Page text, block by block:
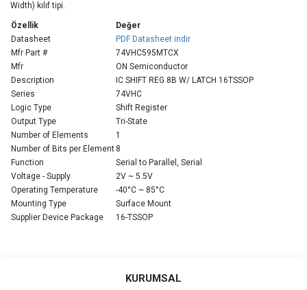
Width) kılıf tipi.
Özellik
Değer
Datasheet
PDF Datasheet indir
Mfr Part #
74VHC595MTCX
Mfr
ON Semiconductor
Description
IC SHIFT REG 8B W/ LATCH 16TSSOP
Series
74VHC
Logic Type
Shift Register
Output Type
Tri-State
Number of Elements
1
Number of Bits per Element 8
Function
Serial to Parallel, Serial
Voltage - Supply
2V ~ 5.5V
Operating Temperature
-40°C ~ 85°C
Mounting Type
Surface Mount
Supplier Device Package
16-TSSOP
Bu ürüne ilk yorumu siz yapın!
KURUMSAL